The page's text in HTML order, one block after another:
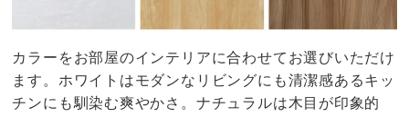
カラーをお部屋のインテリアに合わせてお選びいただけ
ます。ホワイトはモダンなリビングにも清潔感あるキッ
チンにも馴染む爽やかさ。ナチュラルは木目が印象的